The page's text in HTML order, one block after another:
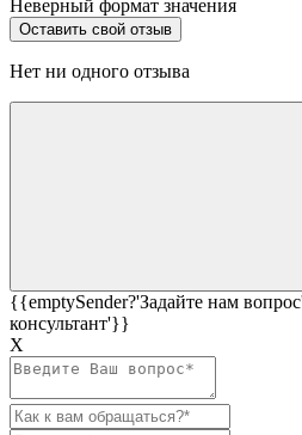
Неверный формат значения
Нет ни одного отзыва
{{emptySender?'Задайте нам
консультант'}}
Х